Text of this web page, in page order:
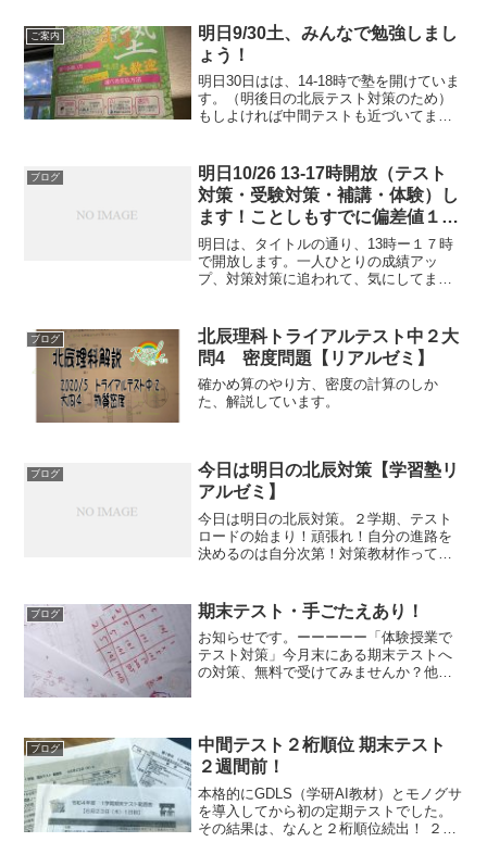
ゼミでは体験で期末対策を行っていま
す。今まで塾へ通っていなか...
ご案内
明日9/30土、みんなで勉強しまし
ょう！
明日30日はは、14-18時で塾を開けていま
す。（明後日の北辰テスト対策のため）
もしよければ中間テストも近づいてます
の質問対応もしているぐらいの塾長がお
まちしています！...
ブログ
明日10/26 13-17時開放（テスト
対策・受験対策・補講・体験）し
ます！ことしもすでに偏差値１０
up達成してました！
明日は、タイトルの通り、13時ー１７時
で開放します。一人ひとりの成績アッ
プ、対策対策に追われて、気にしてませ
っていきます！即位の礼が始まって虹が
出るなんて素敵でした...
ブログ
北辰理科トライアルテスト中２大
問4 密度問題【リアルゼミ】
確かめ算のやり方、密度の計算のしか
た、解説しています。
ブログ
今日は明日の北辰対策【学習塾リ
アルゼミ】
今日は明日の北辰対策。２学期、テスト
ロードの始まり！頑張れ！自分の進路を
決めるのは自分次第！対策教材作って、
策教材、これがいいんですよね〜これや
るとどんどん偏差値上がっ...
ブログ 期末テスト・手ごたえあり！
お知らせです。ーーーーー「体験授業で
テスト対策」今月末にある期末テストへ
の対策、無料で受けてみませんか？他塾
塾をやっています。お待ち...
ブログ
中間テスト２桁順位 期末テスト
２週間前！
本格的にGDLS（学研AI教材）とモノグサ
を導入してから初の定期テストでした。
その結果は、なんと２桁順位続出！ ２２